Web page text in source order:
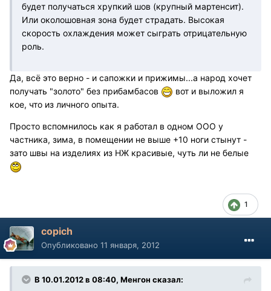
будет получаться хрупкий шов (крупный мартенсит).
Или околошовная зона будет страдать. Высокая
скорость охлаждения может сыграть отрицательную
роль.
Да, всё это верно - и сапожки и прижимы...а народ хочет
получать "золото" без прибамбасов
вот и выложил я
кое, что из личного опыта.
Просто вспомнилось как я работал в одном ООО у
частника, зима, в помещении не выше +10 ноги стынут -
зато швы на изделиях из НЖ красивые, чуть ли не белые
1
copich
Опубликовано 11 января, 2012
В 10.01.2012 в 08:40, Менгон сказал: